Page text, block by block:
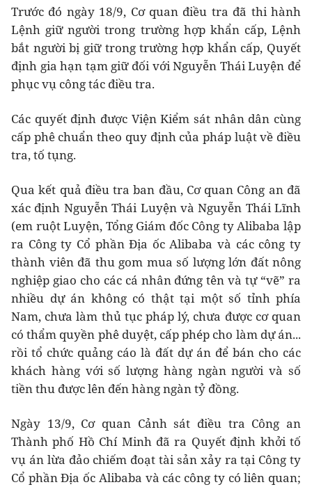
Trước đó ngày 18/9, Cơ quan điều tra đã thi hành
Lệnh giữ người trong trường hợp khẩn cấp, Lệnh
bắt người bị giữ trong trường hợp khẩn cấp, Quyết
định gia hạn tạm giữ đối với Nguyễn Thái Luyện để
phục vụ công tác điều tra.
Các quyết định được Viện Kiểm sát nhân dân cùng
cấp phê chuẩn theo quy định của pháp luật về điều
tra, tố tụng.
Qua kết quả điều tra ban đầu, Cơ quan Công an đã
xác định Nguyễn Thái Luyện và Nguyễn Thái Lĩnh
(em ruột Luyện, Tổng Giám đốc Công ty Alibaba lập
ra Công ty Cổ phần Địa ốc Alibaba và các công ty
thành viên đã thu gom mua số lượng lớn đất nông
nghiệp giao cho các cá nhân đứng tên và tự “vẽ” ra
nhiều dự án không có thật tại một số tỉnh phía
Nam, chưa làm thủ tục pháp lý, chưa được cơ quan
có thẩm quyền phê duyệt, cấp phép cho làm dự án...
rồi tổ chức quảng cáo là đất dự án để bán cho các
khách hàng với số lượng hàng ngàn người và số
tiền thu được lên đến hàng ngàn tỷ đồng.
Ngày 13/9, Cơ quan Cảnh sát điều tra Công an
Thành phố Hồ Chí Minh đã ra Quyết định khởi tố
vụ án lừa đảo chiếm đoạt tài sản xảy ra tại Công ty
Cổ phần Địa ốc Alibaba và các công ty có liên quan;